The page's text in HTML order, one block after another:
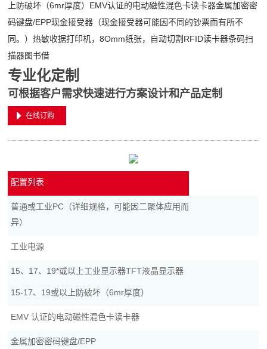
上防破坏（6mr厚度）EMV认证的电动磁性混色卡读卡器金属加密密
码键盘/EPP现金接受器（现金接受器可能因不同的钞票而有所不
同。）热敏收据打印机，8Omm纸张，自动切割RFID读卡器条码扫
描器图书借
专业化定制
可根据客户需求快速进行方案设计和产品定制
在线订购
配置列表
普通或工业PC（详细规格，可能因二聚体应用而
异）
工业电源
15、17、19*或以上工业显示器TFT液晶显示器
15-17、19或以上防破坏（6mr厚度）
EMV 认证的电动磁性混色卡读卡器
金属加密密码键盘/EPP